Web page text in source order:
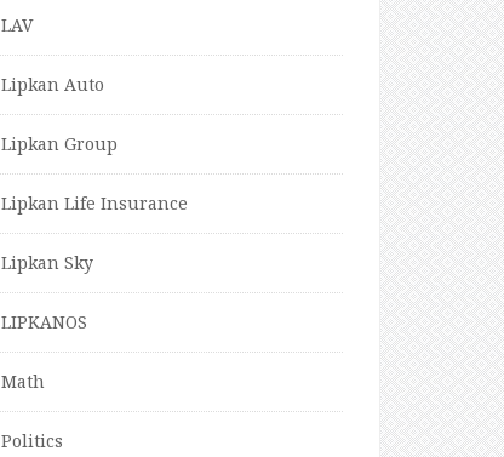
LAV
Lipkan Auto
Lipkan Group
Lipkan Life Insurance
Lipkan Sky
LIPKANOS
Math
Politics